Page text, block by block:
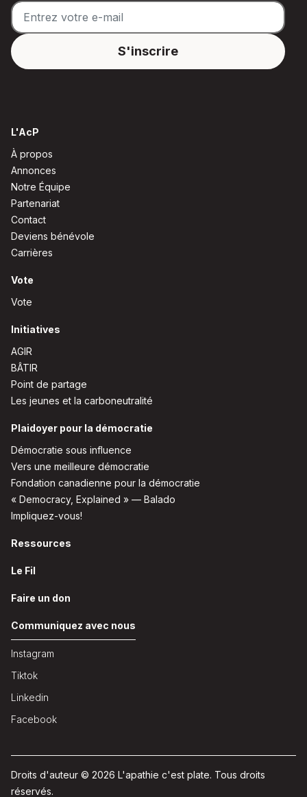
L'AcP
À propos
Annonces
Notre Équipe
Partenariat
Contact
Deviens bénévole
Carrières
Vote
Vote
Initiatives
AGIR
BÂTIR
Point de partage
Les jeunes et la carboneutralité
Plaidoyer pour la démocratie
Démocratie sous influence
Vers une meilleure démocratie
Fondation canadienne pour la démocratie
« Democracy, Explained » — Balado
Impliquez-vous!
Ressources
Le Fil
Faire un don
Communiquez avec nous
Instagram
Tiktok
Linkedin
Facebook
Droits d'auteur © 2026 L'apathie c'est plate. Tous droits
réservés.